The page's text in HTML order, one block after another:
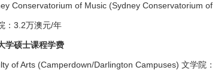
Conservatorium of Music (Sydney Conservatorium of
：3.2万澳元/年
学硕士课程学费
of Arts (Camperdown/Darlington Campuses) 文学院